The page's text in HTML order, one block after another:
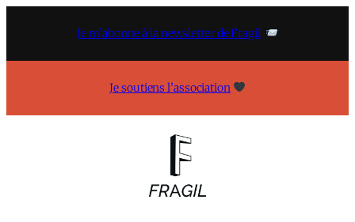
Je m’abonne à la newsletter de Fragil
Je soutiens l’association